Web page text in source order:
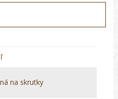
na skrutky